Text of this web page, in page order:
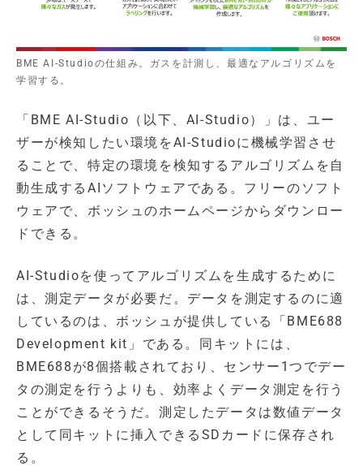
BME AI-Studioの仕組み。ガスを計測し、最適なアルゴリズムを
学習する。
「BME AI-Studio（以下、AI-Studio）」は、ユー
ザーが検知したい環境をAI-Studioに機械学習させ
ることで、特定の環境を検知するアルゴリズムを自
動生成するAIソフトウェアである。フリーのソフト
ウェアで、ボッシュのホームページからダウンロー
ドできる。
AI-Studioを使ってアルゴリズムを生成するために
は、測定データが必要だ。データを測定するのに適
しているのは、ボッシュが提供している「BME688
Development kit」である。同キットには、
BME688が8個搭載されており、センサー1つでデー
タの測定を行うよりも、効率よくデータ測定を行う
ことができるそうだ。測定したデータは数値データ
として同キットに挿入できるSDカードに保存され
る。